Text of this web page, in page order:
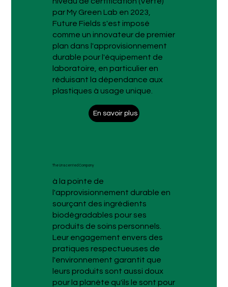
par My Green Lab en 2023,
Future Fields s'est imposé
comme un innovateur de premier
plan dans l'approvisionnement
durable pour l'équipement de
laboratoire, en particulier en
réduisant la dépendance aux
plastiques à usage unique.
En savoir plus
The Unscented Company
à la pointe de
l'approvisionnement durable en
sourçant des ingrédients
biodégradables pour ses
produits de soins personnels.
Leur engagement envers des
pratiques respectueuses de
l'environnement garantit que
leurs produits sont aussi doux
pour la planète qu'ils le sont pour